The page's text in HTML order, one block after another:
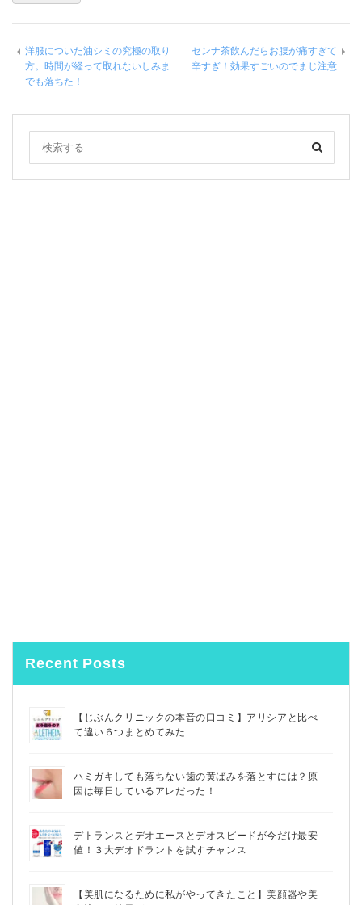
洋服についた油シミの究極の取り
方。時間が経って取れないしみま
でも落ちた！
センナ茶飲んだらお腹が痛すぎて
辛すぎ！効果すごいのでまじ注意
Recent Posts
【じぶんクリニックの本音の口コミ】アリシアと比べ
て違い６つまとめてみた
ハミガキしても落ちない歯の黄ばみを落とすには？原
因は毎日しているアレだった！
デトランスとデオエースとデオスピードが今だけ最安
値！３大デオドラントを試すチャンス
【美肌になるために私がやってきたこと】美顔器や美